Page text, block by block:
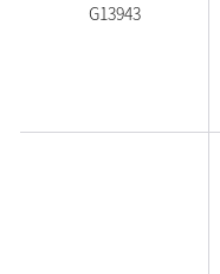
G13943